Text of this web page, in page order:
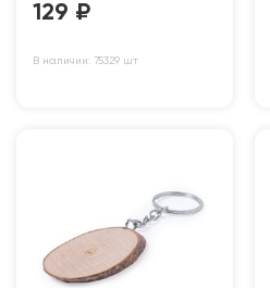
129 ₽
В наличии: 75329 шт